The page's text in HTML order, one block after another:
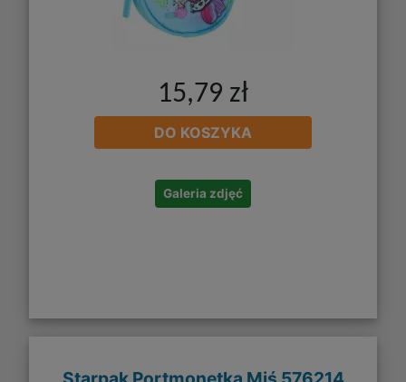
15,79 zł
DO KOSZYKA
Galeria zdjęć